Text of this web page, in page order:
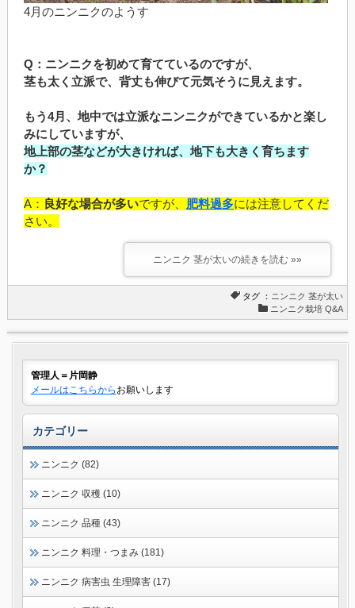
4月のニンニクのようす
Q：ニンニクを初めて育てているのですが、
茎も太く立派で、背丈も伸びて元気そうに見えます。
もう4月、 地中では立派なニンニクができているかと楽し
みにしていますが、
地上部の茎などが大きければ、地下も大きく育ちます
か？
A： 良好な場合が多いですが、 肥料過多には注意してくだ
さい。
ニンニク 茎が太いの続きを読む »»
タグ ： ニンニク 茎が太い
ニンニク栽培 Q&A
管理人＝片岡静
メールはこちらから お願いします
カテゴリー
ニンニク (82)
ニンニク 収穫 (10)
ニンニク 品種 (43)
ニンニク 料理・つまみ (181)
ニンニク 病害虫 生理障害 (17)